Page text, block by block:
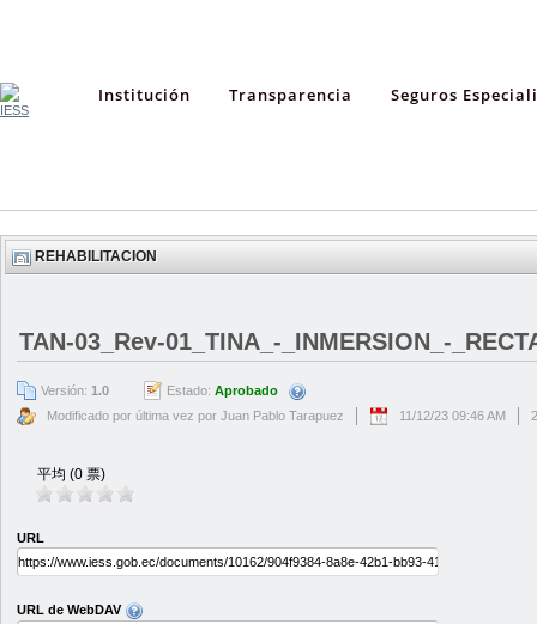
Institución Transparencia Seguros
REHABILITACION
TAN-03_Rev-01_TINA_-_INMERSION_-
Versión: 1.0 Estado: Aprobado
Modificado por última vez por Juan Pablo Tarapuez
11/12/23 09:46 AM
平均 (0 票)
URL
URL de WebDAV